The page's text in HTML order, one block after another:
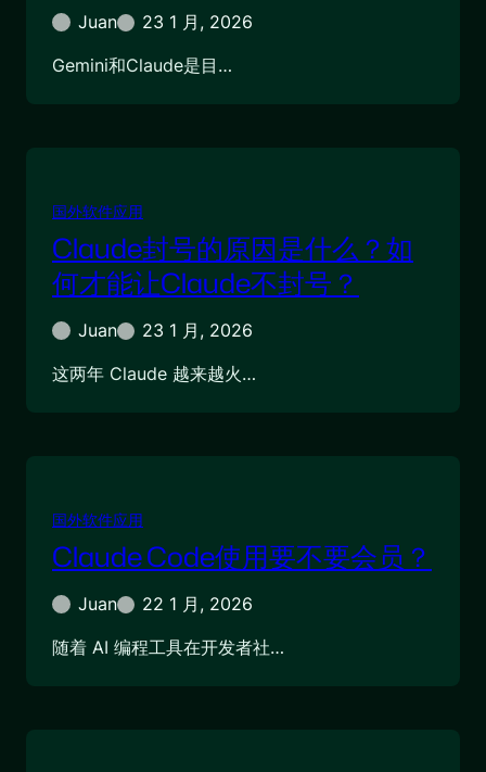
Juan
23 1 月, 2026
Gemini和Claude是目…
国外软件应用
Claude封号的原因是什么？如
何才能让Claude不封号？
Juan
23 1 月, 2026
这两年 Claude 越来越火…
国外软件应用
Claude Code使用要不要会员？
Juan
22 1 月, 2026
随着 AI 编程工具在开发者社…